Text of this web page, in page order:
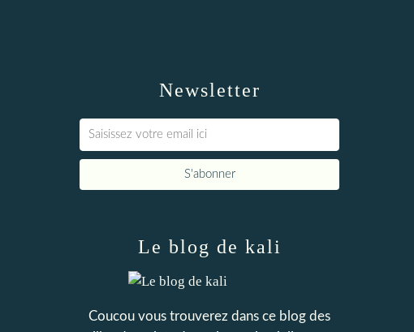
Newsletter
Le blog de kali
Coucou vous trouverez dans ce blog des